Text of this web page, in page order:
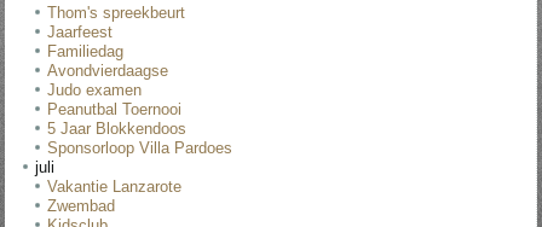
Thom's spreekbeurt
Jaarfeest
Familiedag
Avondvierdaagse
Judo examen
Peanutbal Toernooi
5 Jaar Blokkendoos
Sponsorloop Villa Pardoes
juli
Vakantie Lanzarote
Zwembad